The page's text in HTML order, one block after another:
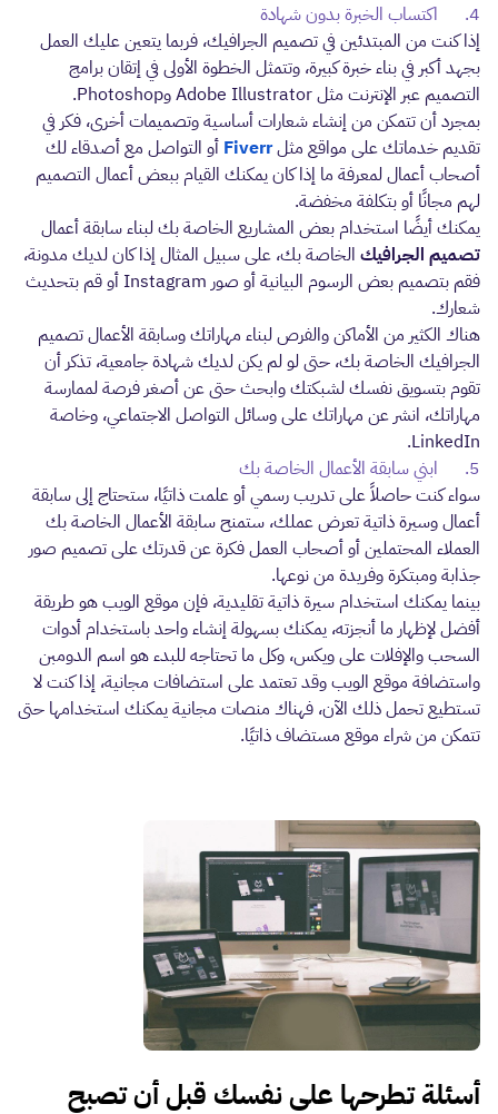
4. اكتساب الخبرة بدون شهادة
إذا كنت من المبتدئين في تصميم الجرافيك، فربما يتعين عليك العمل
بجهد أكبر في بناء خبرة كبيرة، وتتمثل الخطوة الأولى في إتقان برامج
التصميم عبر الإنترنت مثل Adobe Illustrator وPhotoshop.
بمجرد أن تتمكن من إنشاء شعارات أساسية وتصميمات أخرى، فكر في
تقديم خدماتك على مواقع مثلFiverr أو التواصل مع أصدقاء لك
أصحاب أعمال لمعرفة ما إذا كان يمكنك القيام ببعض أعمال التصميم
لهم مجانًا أو بتكلفة مخفضة.
يمكنك أيضًا استخدام بعض المشاريع الخاصة بك لبناء سابقة أعمال
تصميم الجرافيك الخاصة بك، على سبيل المثال إذا كان لديك مدونة،
فقم بتصميم بعض الرسوم البيانية أو صور Instagram أو قم بتحديث
شعارك.
هناك الكثير من الأماكن والفرص لبناء مهاراتك وسابقة الأعمال تصميم
الجرافيك الخاصة بك، حتى لو لم يكن لديك شهادة جامعية، تذكر أن
تقوم بتسويق نفسك لشبكتك وابحث حتى عن أصغر فرصة لممارسة
مهاراتك، انشر عن مهاراتك على وسائل التواصل الاجتماعي، وخاصة
LinkedIn.
5. ابني سابقة الأعمال الخاصة بك
سواء كنت حاصلاً على تدريب رسمي أو علمت ذاتيًا، ستحتاج إلى سابقة
أعمال وسيرة ذاتية تعرض عملك، ستمنح سابقة الأعمال الخاصة بك
العملاء المحتملين أو أصحاب العمل فكرة عن قدرتك على تصميم صور
جذابة ومبتكرة وفريدة من نوعها.
بينما يمكنك استخدام سيرة ذاتية تقليدية، فإن موقع الويب هو طريقة
أفضل لإظهار ما أنجزته، يمكنك بسهولة إنشاء واحد باستخدام أدوات
السحب والإفلات على ويكس، وكل ما تحتاجه للبدء هو اسم الدومبن
واستضافة موقع الويب وقد تعتمد على استضافات مجانية، إذا كنت لا
تستطيع تحمل ذلك الآن، فهناك منصات مجانية يمكنك استخدامها حتى
تتمكن من شراء موقع مستضاف ذاتيًا.
أسئلة تطرحها على نفسك قبل أن تصبح